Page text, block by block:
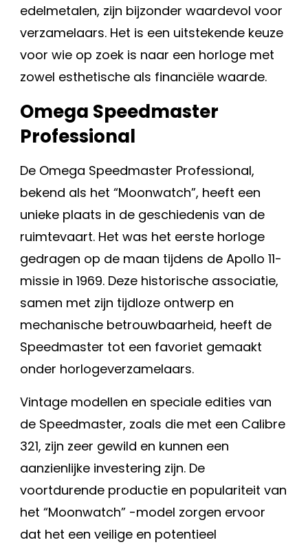
edelmetalen, zijn bijzonder waardevol voor
verzamelaars. Het is een uitstekende keuze
voor wie op zoek is naar een horloge met
zowel esthetische als financiële waarde.
Omega Speedmaster
Professional
De Omega Speedmaster Professional,
bekend als het “Moonwatch”, heeft een
unieke plaats in de geschiedenis van de
ruimtevaart. Het was het eerste horloge
gedragen op de maan tijdens de Apollo 11-
missie in 1969. Deze historische associatie,
samen met zijn tijdloze ontwerp en
mechanische betrouwbaarheid, heeft de
Speedmaster tot een favoriet gemaakt
onder horlogeverzamelaars.
Vintage modellen en speciale edities van
de Speedmaster, zoals die met een Calibre
321, zijn zeer gewild en kunnen een
aanzienlijke investering zijn. De
voortdurende productie en populariteit van
het “Moonwatch” -model zorgen ervoor
dat het een veilige en potentieel